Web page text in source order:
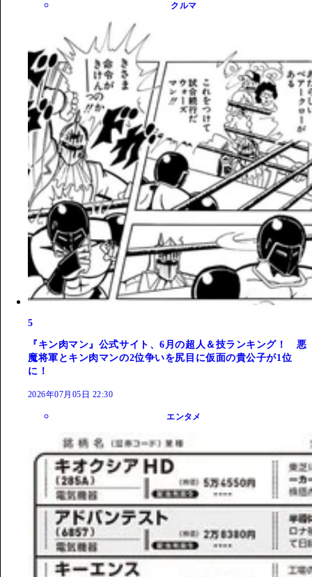
クルマ
5
『キン肉マン』公式サイト、6月の超人＆技ランキング！ 悪
魔将軍とキン肉マンの2位争いを尻目に仮面の貴公子が1位
に！
2026年07月05日 22:30
エンタメ